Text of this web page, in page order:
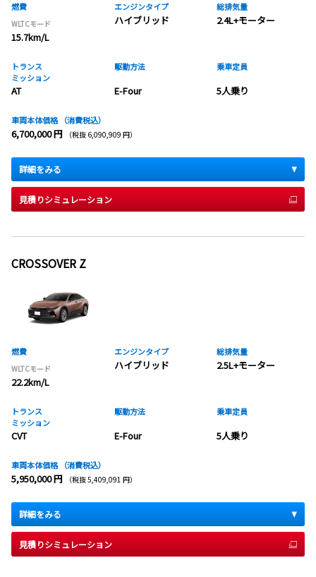
燃費
WLTCモード
15.7km/L
エンジンタイプ
ハイブリッド
総排気量
2.4L+モーター
トランス
ミッション
AT
駆動方法
E-Four
乗車定員
5人乗り
車両本体価格 （消費税込）
6,700,000 円 （税抜 6,090,909 円）
詳細をみる
見積りシミュレーション
CROSSOVER Z
燃費
WLTCモード
22.2km/L
エンジンタイプ
ハイブリッド
総排気量
2.5L+モーター
トランス
ミッション
CVT
駆動方法
E-Four
乗車定員
5人乗り
車両本体価格 （消費税込）
5,950,000 円 （税抜 5,409,091 円）
詳細をみる
見積りシミュレーション